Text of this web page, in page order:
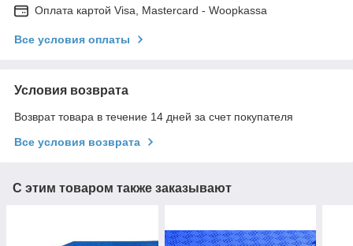
Оплата картой Visa, Mastercard - Woopkassa
Все условия оплаты
Условия возврата
Возврат товара в течение 14 дней за счет покупателя
Все условия возврата
С этим товаром также заказывают